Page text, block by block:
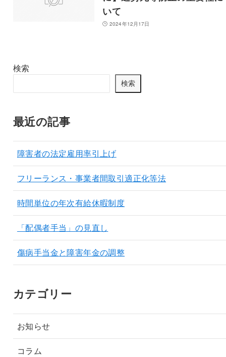
いて
2024年12月17日
検索
検索
最近の記事
障害者の法定雇用率引上げ
フリーランス・事業者間取引適正化等法
時間単位の年次有給休暇制度
「配偶者手当」の見直し
傷病手当金と障害年金の調整
カテゴリー
お知らせ
コラム